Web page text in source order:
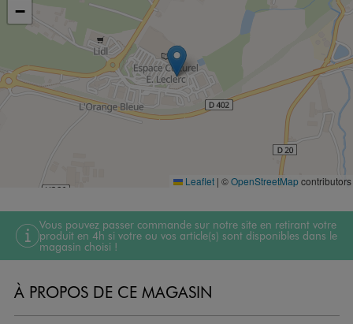
−
Leaflet | ©OpenStreetMapcontributors
Vous pouvez passer commande sur notre site en retirant votre
produit en 4h si votre ou vos article(s) sont disponibles dans le
magasin choisi !
À PROPOS DE CE MAGASIN